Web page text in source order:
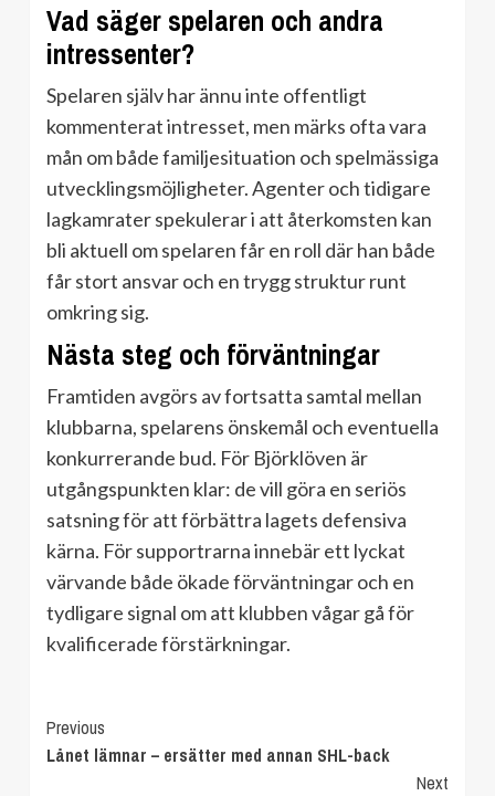
Vad säger spelaren och andra
intressenter?
Spelaren själv har ännu inte offentligt
kommenterat intresset, men märks ofta vara
mån om både familjesituation och spelmässiga
utvecklingsmöjligheter. Agenter och tidigare
lagkamrater spekulerar i att återkomsten kan
bli aktuell om spelaren får en roll där han både
får stort ansvar och en trygg struktur runt
omkring sig.
Nästa steg och förväntningar
Framtiden avgörs av fortsatta samtal mellan
klubbarna, spelarens önskemål och eventuella
konkurrerande bud. För Björklöven är
utgångspunkten klar: de vill göra en seriös
satsning för att förbättra lagets defensiva
kärna. För supportrarna innebär ett lyckat
värvande både ökade förväntningar och en
tydligare signal om att klubben vågar gå för
kvalificerade förstärkningar.
Continue
Reading
Previous
Lånet lämnar – ersätter med annan SHL-back
Next